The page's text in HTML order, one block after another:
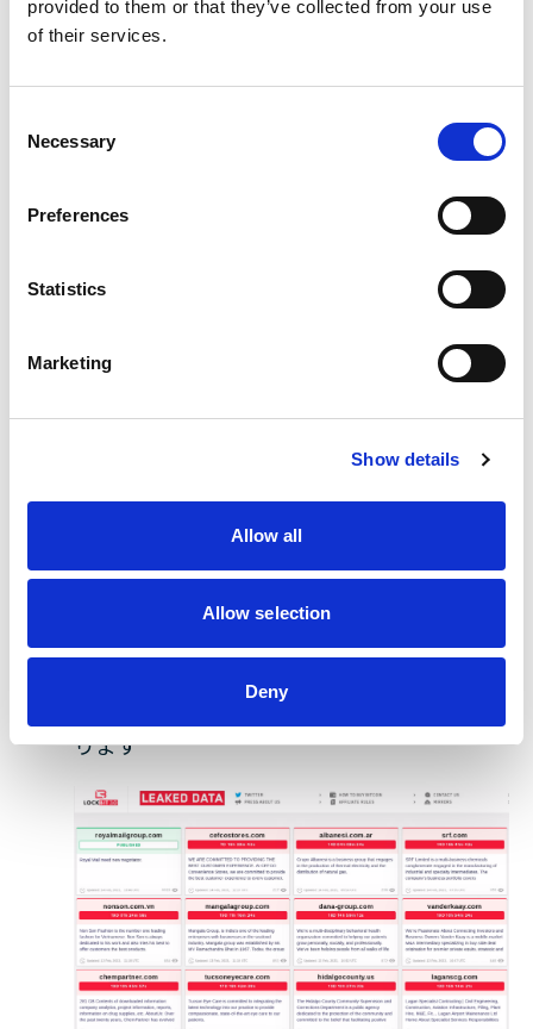
provided to them or that they’ve collected from your use
of their services.
Necessary
Preferences
Statistics
Marketing
Show details
Allow all
Allow selection
Deny
上記の発表のすぐ後に、ESXiArgsがESXIランサムウ
クリプトを使えなくする暗号化プロセスを変更した
この攻撃の背後にいる人物はまだ明らかではありま
せんが、異なる攻撃者だということを示すいくつか
LockBit - 彼らは同様の攻撃を行い、2023年1月
した。一方、彼らのリークサイトには被害者
が一人も反映されていません。LockBitの一部
ります